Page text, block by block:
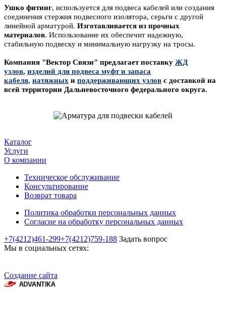
Ушко фитинг, используется для подвеса кабелей или создания
соединения стержня подвесного изолятора, серьги с другой
линейной арматурой. Изготавливается из прочных
материалов. Использование их обеспечит надежную,
стабильную подвеску и минимальную нагрузку на тросы.
Компания "Вектор Связи" предлагает поставку ЖД
узлов, изделий для подвеса муфт и запаса
кабеля, натяжных и поддерживающих узлов с доставкой на
всей территории Дальневосточного федерального округа.
Каталог
Услуги
О компании
Техническое обслуживание
Консультирование
Возврат товара
Политика обработки персональных данных
Согласие на обработку персональных данных
+7(4212)461-299+7(4212)759-188 Задать вопрос
Мы в социальных сетях:
Создание сайта